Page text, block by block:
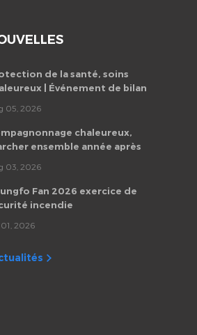
de la santé, soins
| Événement de bilan
Fan 2026
05, 2026
chaleureux,
ensemble année après
des employés de
Fan
03, 2026
Fan 2026 exercice de
incendie
2026